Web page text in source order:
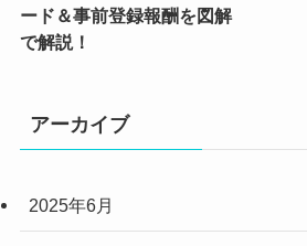
ード＆事前登録報酬を図解
で解説！
アーカイブ
2025年6月